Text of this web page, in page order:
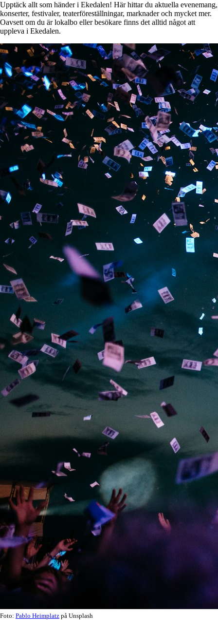
Upptäck allt som händer i Ekedalen! Här hittar du aktuella evenemang,
konserter, festivaler, teaterföreställningar, marknader och mycket mer.
Oavsett om du är lokalbo eller besökare finns det alltid något att
uppleva i Ekedalen.
Foto: Pablo Heimplatz på Unsplash